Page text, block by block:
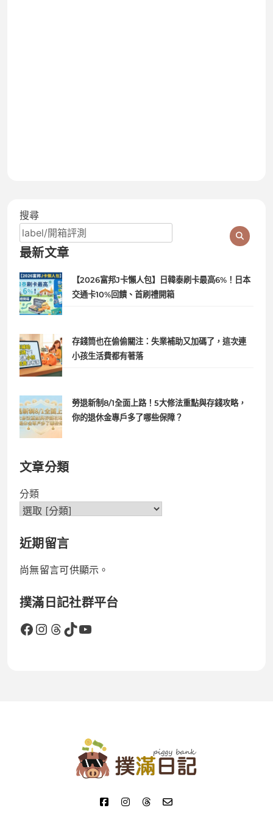
搜尋
最新文章
【2026富邦J卡懶人包】日韓泰刷卡最高6%！日本
交通卡10%回饋、首刷禮開箱
存錢筒也在偷偷關注：失業補助又加碼了，這次連
小孩生活費都有著落
勞退新制8/1全面上路！5大修法重點與存錢攻略，
你的退休金專戶多了哪些保障？
文章分類
分類
近期留言
尚無留言可供顯示。
撲滿日記社群平台
Facebook
Instagram
Threads
TikTok
YouTube
撲滿日記